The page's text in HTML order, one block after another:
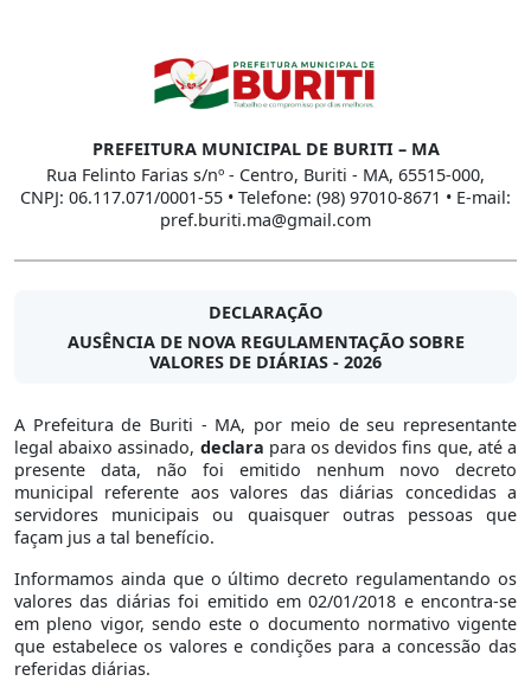
PREFEITURA MUNICIPAL DE BURITI – MA
Rua Felinto Farias s/nº - Centro, Buriti - MA, 65515-000,
CNPJ: 06.117.071/0001-55 • Telefone: (98) 97010-8671 • E-mail:
pref.buriti.ma@gmail.com
DECLARAÇÃO
AUSÊNCIA DE NOVA REGULAMENTAÇÃO SOBRE
VALORES DE DIÁRIAS - 2026
A Prefeitura de Buriti - MA, por meio de seu representante
legal abaixo assinado, declara para os devidos fins que, até a
presente data, não foi emitido nenhum novo decreto
municipal referente aos valores das diárias concedidas a
servidores municipais ou quaisquer outras pessoas que
façam jus a tal benefício.
Informamos ainda que o último decreto regulamentando os
valores das diárias foi emitido em 02/01/2018 e encontra-se
em pleno vigor, sendo este o documento normativo vigente
que estabelece os valores e condições para a concessão das
referidas diárias.